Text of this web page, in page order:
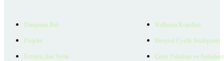
Danışman Bul
Projeler
Ücretsiz İlan Verin
Kullanım Koşulları
Bireysel Üyelik Sözleşmesi
Çerez Politikası ve